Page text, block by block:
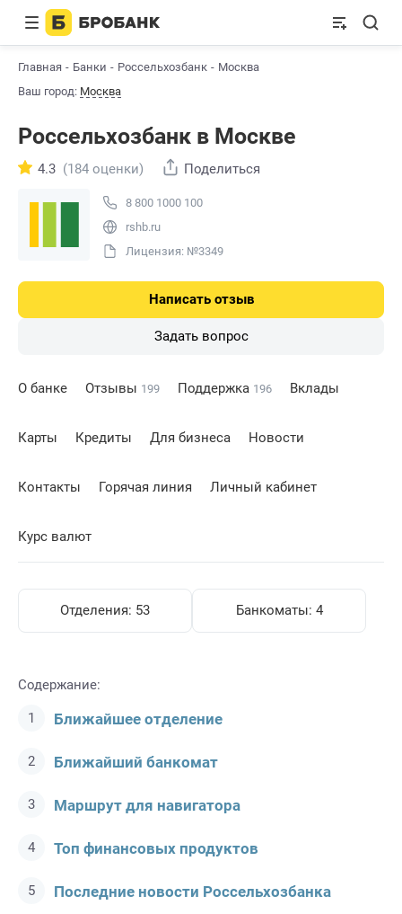
Главная Банки Россельхозбанк
Москва
Ваш город: Москва
Россельхозбанк в Москве
8 800 1000 100
rshb.ru
Лицензия: №3349
4.3 (184 оценки) Поделиться
Написать отзыв
Задать вопрос
О банке Отзывы 199 Поддержка 196 Вклады
Карты Кредиты Для бизнеса Новости
Контакты Горячая линия Личный кабинет
Курс валют
Отделения: 53 Банкоматы: 4
Содержание:
Ближайшее отделение
Ближайший банкомат
Маршрут для навигатора
Топ финансовых продуктов
Последние новости Россельхозбанкa